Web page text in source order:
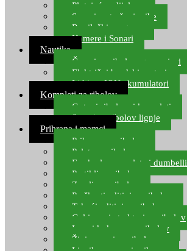
Plutajuća odijela
Sonari za traženje ribe
Ronilački program
Kamere i Sonari
Nautika
Čamci za ribolov, gumenjaci
Električni brodski motori
Lithium ION akumulatori
Kompleti za ribolov
Gotovi ribolovni kompleti
Setovi za ribolov lignje
Prihrana i mamci
Prihrana za ribolov
Pelete za ribolov
Feeder lovne pelete i dumbelli
Partikli za ribolov
Zemlja za ribolov
Praškasti aditivi za ribolov
Tekući aditivi za ribolov
Gel i sprej atraktori za ribolov
Lovni kukuruz za ribolov
Živi mamci za ribolov